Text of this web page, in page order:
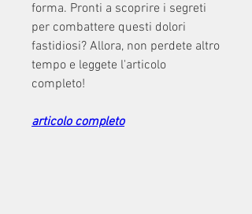
forma. Pronti a scoprire i segreti
per combattere questi dolori
fastidiosi? Allora, non perdete altro
tempo e leggete l'articolo
completo!
articolo completo